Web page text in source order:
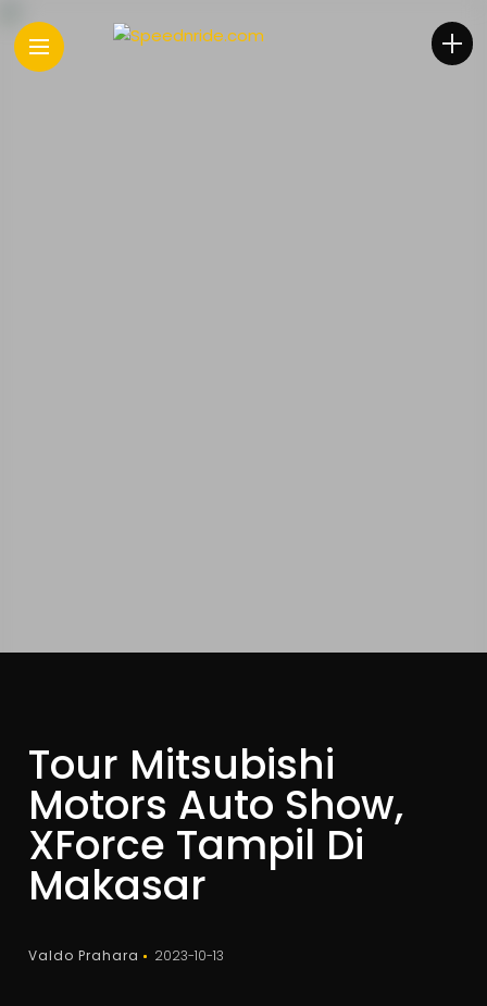
Tour Mitsubishi
Motors Auto Show,
XForce Tampil Di
Makasar
Valdo Prahara 2023-10-13